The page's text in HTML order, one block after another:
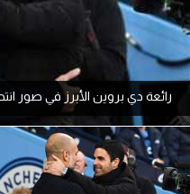
آراء حرة
ركن الألعاب
بطولات
الدوري المصري
الدوري الإنجليزي الممتاز
رائعة دي بروين الأبرز في صور